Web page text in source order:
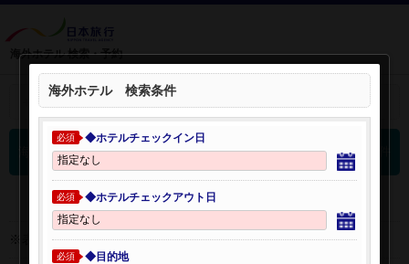
海外ホテル 検索・予約
検索条件を開く：
海外ホテル 検索結果
※表示金額はオンライン予約時の金額です。
海外ホテル 検索条件
必須 ◆ホテルチェックイン日
必須 ◆ホテルチェックアウト日
必須 ◆目的地